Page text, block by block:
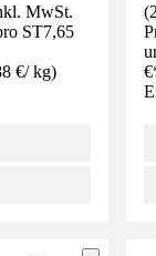
MwSt.
ST7,65
€/ kg)
(2
€